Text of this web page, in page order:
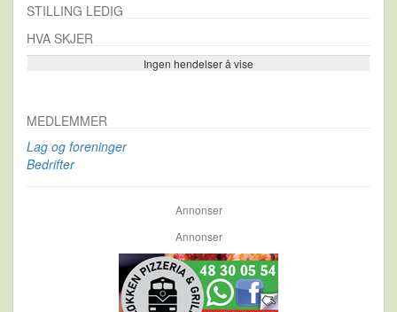
STILLING LEDIG
HVA SKJER
Ingen hendelser å vise
Se flere…
MEDLEMMER
Lag og foreninger
Bedrifter
Annonser
Annonser